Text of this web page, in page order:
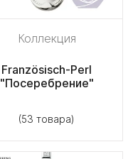
Коллекция
Französisch-Perl
"Посеребрение"
(53 товара)